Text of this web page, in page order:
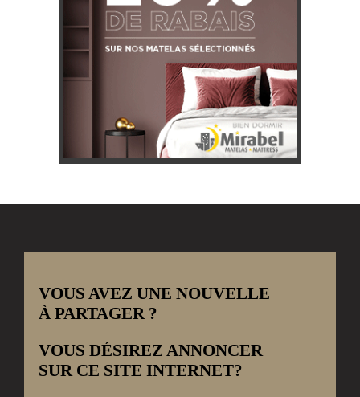
VOUS AVEZ UNE NOUVELLE
À PARTAGER ?
VOUS DÉSIREZ ANNONCER
SUR CE SITE INTERNET?